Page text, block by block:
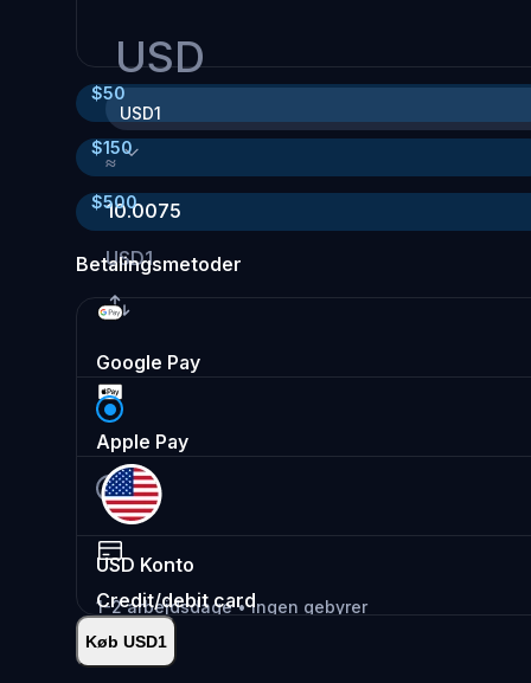
USD
USD1
≈
10.0075
USD1
$50
$150
$500
Betalingsmetoder
Google Pay
Apple Pay
USD Konto
1-2 arbejdsdage • Ingen gebyrer
Credit/debit card
Øjeblikkelig
Køb USD1